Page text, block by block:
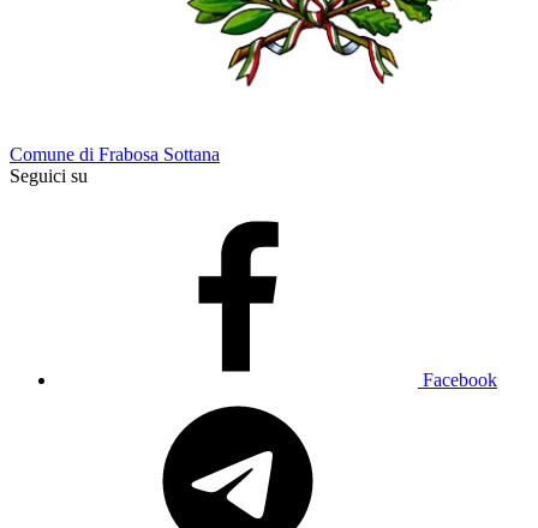
Comune di Frabosa Sottana
Seguici su
Facebook